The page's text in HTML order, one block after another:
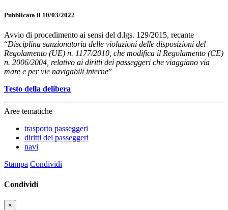
Pubblicata il 10/03/2022
Avvio di procedimento ai sensi del d.lgs. 129/2015, recante
“Disciplina sanzionatoria delle violazioni delle disposizioni del
Regolamento (UE) n. 1177/2010, che modifica il Regolamento (CE)
n. 2006/2004, relativo ai diritti dei passeggeri che viaggiano via
mare e per vie navigabili interne”
Testo della delibera
Aree tematiche
trasporto passeggeri
diritti dei passeggeri
navi
Stampa Condividi
Condividi
×